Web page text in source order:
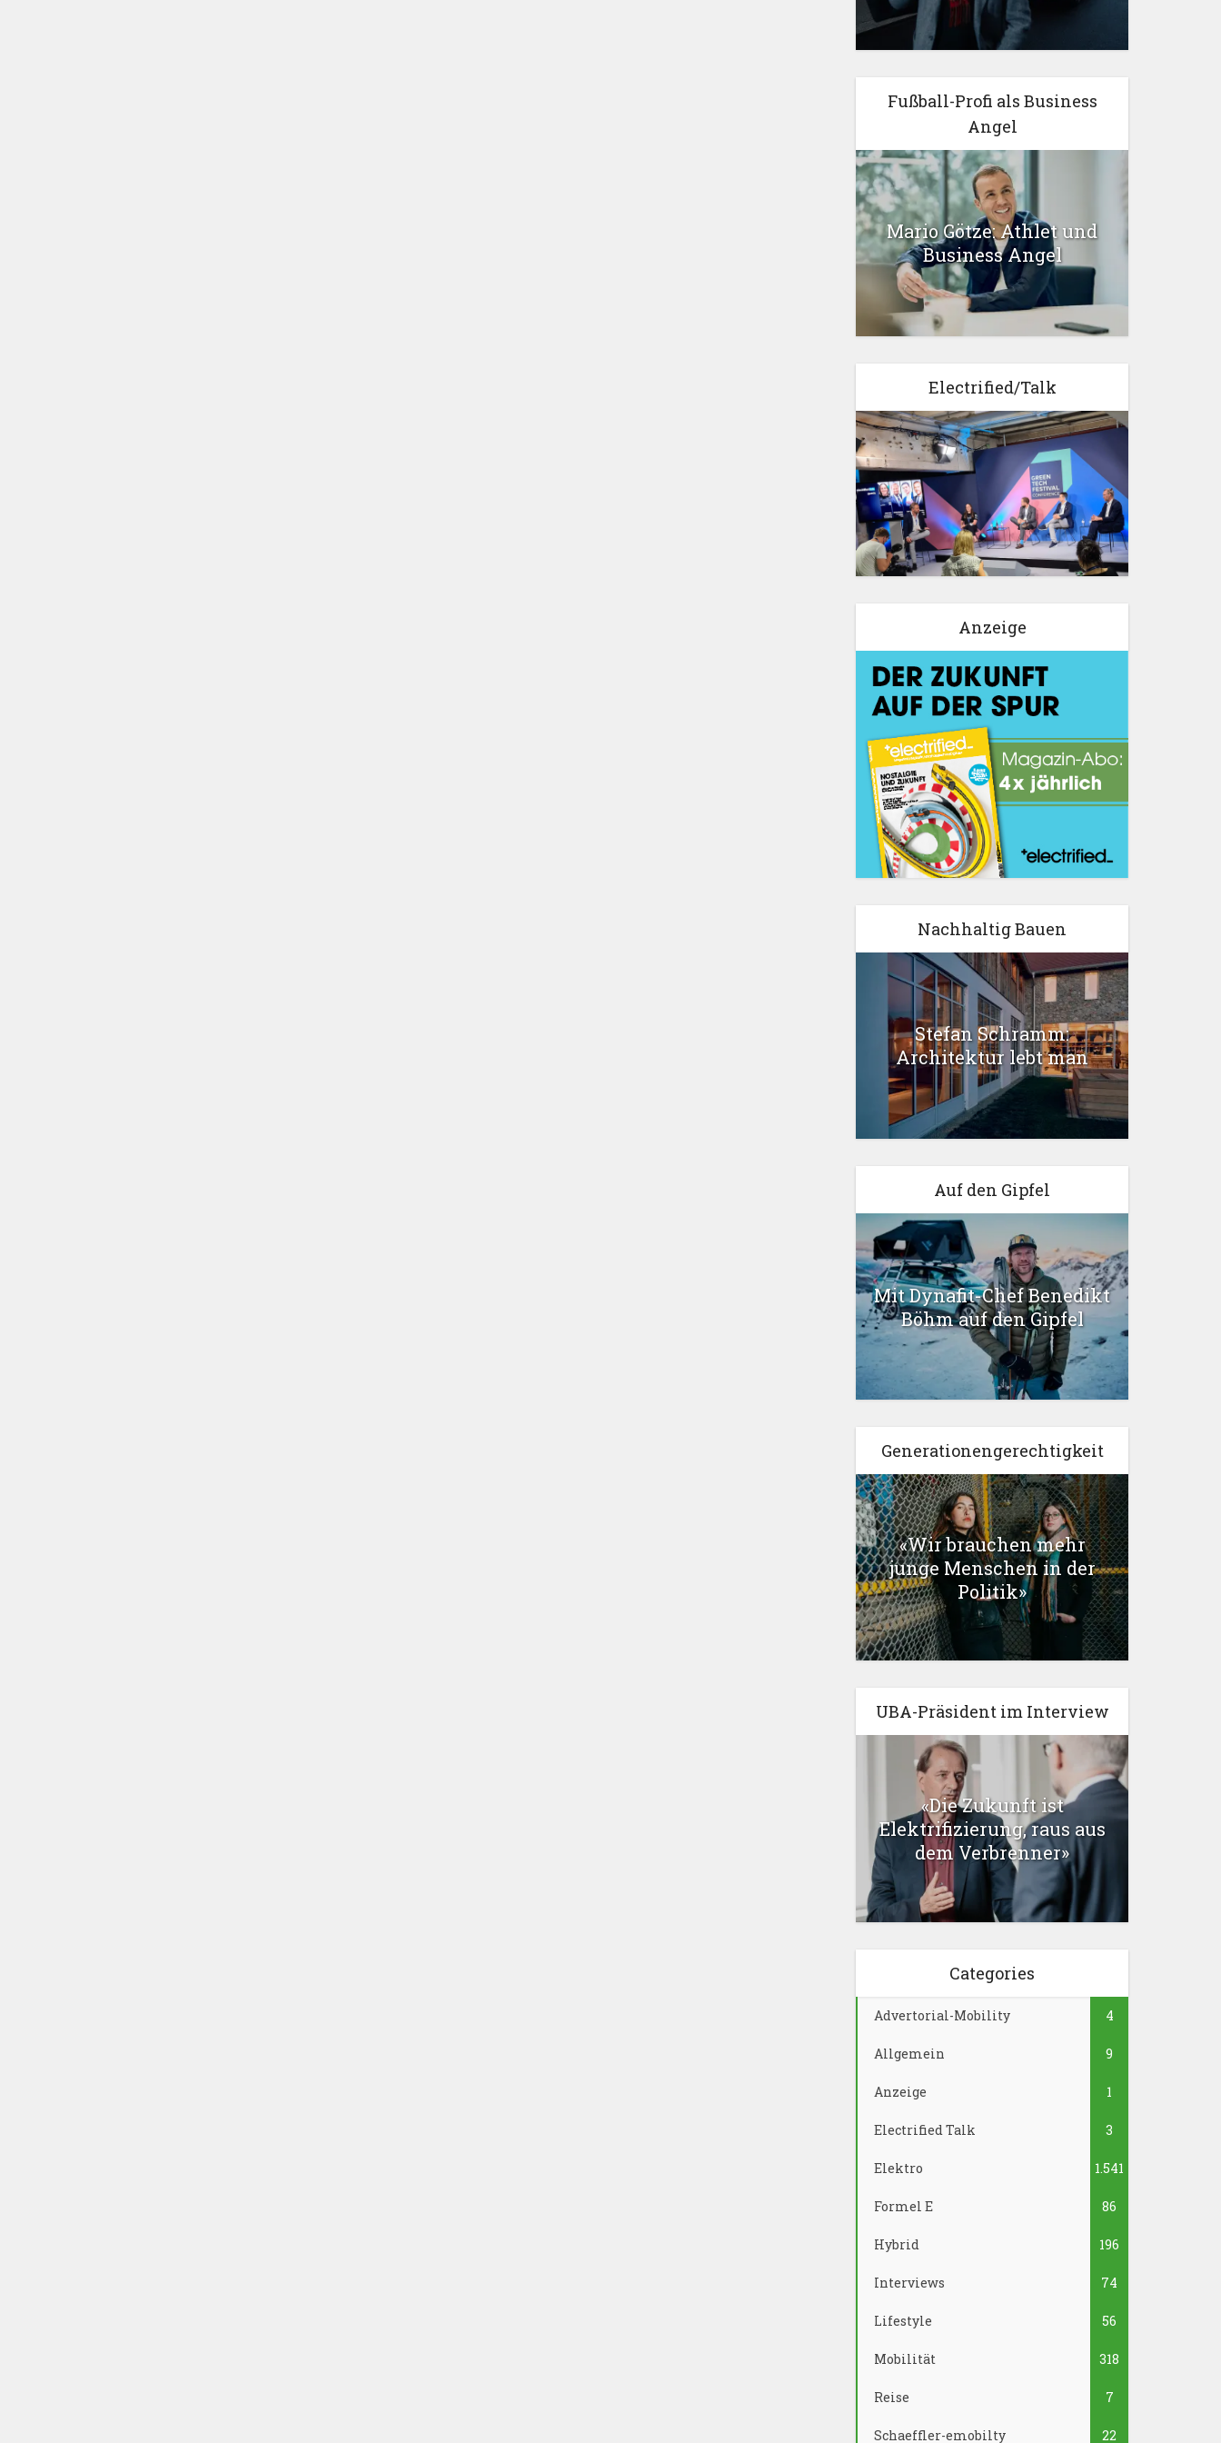
Fußball-Profi als Business
Angel
Mario Götze: Athlet und
Business Angel
Electrified/Talk
Anzeige
Nachhaltig Bauen
Stefan Schramm:
Architektur lebt man
Auf den Gipfel
Mit Dynafit-Chef Benedikt
Böhm auf den Gipfel
Generationengerechtigkeit
«Wir brauchen mehr
junge Menschen in der
Politik»
UBA-Präsident im Interview
«Die Zukunft ist
Elektrifizierung, raus aus
dem Verbrenner»
Categories
Advertorial-Mobility 4
Allgemein 9
Anzeige 1
Electrified Talk 3
Elektro 1.541
Formel E 86
Hybrid 196
Interviews 74
Lifestyle 56
Mobilität 318
Reise 7
Schaeffler-emobilty 22